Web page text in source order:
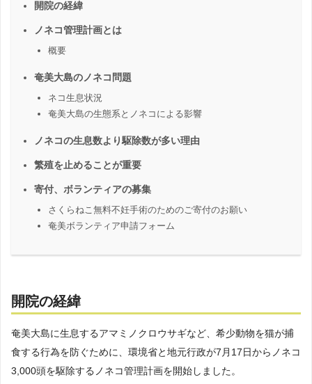
開院の経緯
ノネコ管理計画とは
概要
奄美大島のノネコ問題
ネコ生息状況
奄美大島の生態系とノネコによる影響
ノネコの生息数より駆除数が多い理由
繁殖を止めることが重要
寄付、ボランティアの募集
さくらねこ無料不妊手術のためのご寄付のお願い
奄美ボランティア申請フォーム
開院の経緯
奄美大島に生息するアマミノクロウサギなど、希少動物を猫が捕
食する行為を防ぐために、環境省と地元行政が7月17日からノネコ
3,000頭を駆除するノネコ管理計画を開始しました。